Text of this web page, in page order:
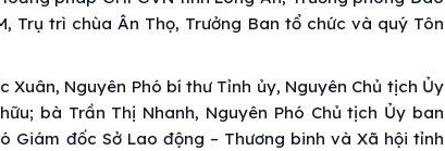
Trụ trì chùa Ân Thọ, Trưởng Ban tổ chức và quý Tôn
Nguyên Phó bí thư Tỉnh ủy, Nguyên Chủ tịch Ủy
bà Trần Thị Nhanh, Nguyên Phó Chủ tịch Ủy ban
Giám đốc Sở Lao động – Thương binh và Xã hội tỉnh